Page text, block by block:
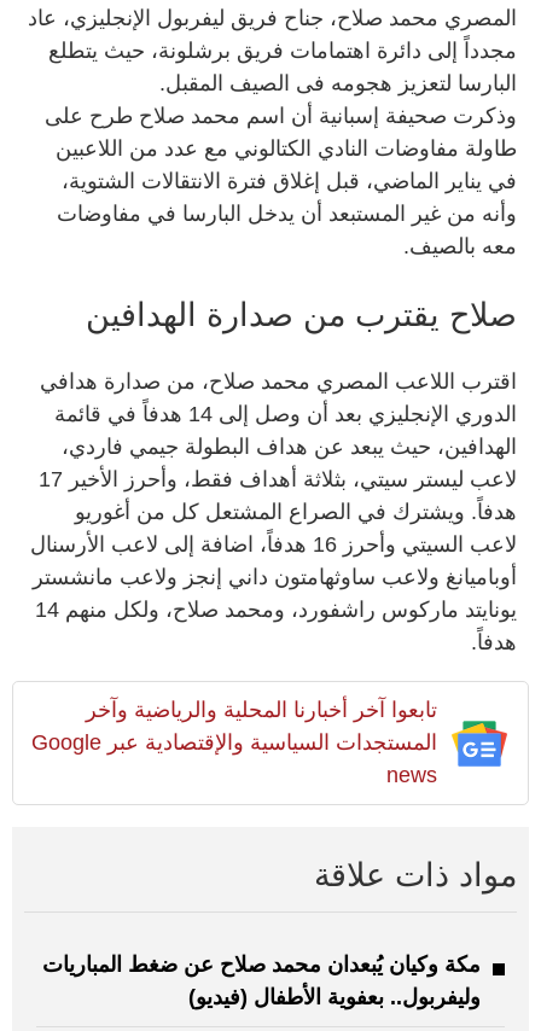
المصري محمد صلاح، جناح فريق ليفربول الإنجليزي، عاد
مجدداً إلى دائرة اهتمامات فريق برشلونة، حيث يتطلع
البارسا لتعزيز هجومه فى الصيف المقبل.
وذكرت صحيفة إسبانية أن اسم محمد صلاح طرح على
طاولة مفاوضات النادي الكتالوني مع عدد من اللاعبين
في يناير الماضي، قبل إغلاق فترة الانتقالات الشتوية،
وأنه من غير المستبعد أن يدخل البارسا في مفاوضات
معه بالصيف.
صلاح يقترب من صدارة الهدافين
اقترب اللاعب المصري محمد صلاح، من صدارة هدافي
الدوري الإنجليزي بعد أن وصل إلى 14 هدفاً في قائمة
الهدافين، حيث يبعد عن هداف البطولة جيمي فاردي،
لاعب ليستر سيتي، بثلاثة أهداف فقط، وأحرز الأخير 17
هدفاً. ويشترك في الصراع المشتعل كل من أغوريو
لاعب السيتي وأحرز 16 هدفاً، اضافة إلى لاعب الأرسنال
أوباميانغ ولاعب ساوثهامتون داني إنجز ولاعب مانشستر
يونايتد ماركوس راشفورد، ومحمد صلاح، ولكل منهم 14
هدفاً.
تابعوا آخر أخبارنا المحلية والرياضية وآخر
المستجدات السياسية والإقتصادية عبر Google
news
مواد ذات علاقة
مكة وكيان يُبعدان محمد صلاح عن ضغط المباريات
وليفربول.. بعفوية الأطفال (فيديو)